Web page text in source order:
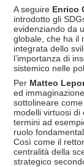
A seguire Enrico
introdotto gli
evidenziando da
globale, che ha il
integrata dello
l’importanza di
sistemico nelle
Per Matteo
ed
sottolineare
modelli virtuosi di
termini ad
ruolo
Così come il
centralità della
strategico